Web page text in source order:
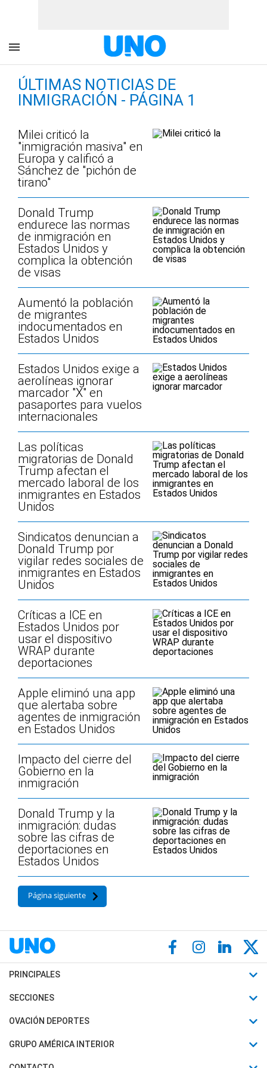
ÚLTIMAS NOTICIAS DE
INMIGRACIÓN - PÁGINA 1
Milei criticó la
"inmigración masiva" en
Europa y calificó a
Sánchez de "pichón de
tirano"
Donald Trump
endurece las normas
de inmigración en
Estados Unidos y
complica la obtención
de visas
Aumentó la población
de migrantes
indocumentados en
Estados Unidos
Estados Unidos exige a
aerolíneas ignorar
marcador "X" en
pasaportes para vuelos
internacionales
Las políticas
migratorias de Donald
Trump afectan el
mercado laboral de los
inmigrantes en Estados
Unidos
Sindicatos denuncian a
Donald Trump por
vigilar redes sociales de
inmigrantes en Estados
Unidos
Críticas a ICE en
Estados Unidos por
usar el dispositivo
WRAP durante
deportaciones
Apple eliminó una app
que alertaba sobre
agentes de inmigración
en Estados Unidos
Impacto del cierre del
Gobierno en la
inmigración
Donald Trump y la
inmigración: dudas
sobre las cifras de
deportaciones en
Estados Unidos
Página siguiente
PRINCIPALES
Últimas Noticias
Política
SECCIONES
Horóscopo
Motores
OVACIÓN DEPORTES
Fútbol
Mundial
GRUPO AMÉRICA INTERIOR